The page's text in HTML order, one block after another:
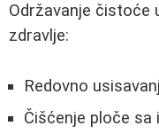
Održavanje čistoće
zdravlje:
Redovno
Čišćenje ploče